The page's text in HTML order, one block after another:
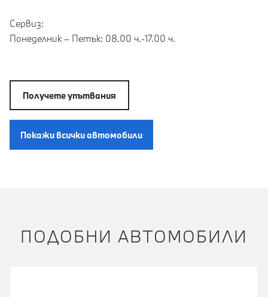
Сервиз:
Понеделник – Петък: 08.00 ч.-17.00 ч.
Получете упътвания
Покажи всички автомобили
ПОДОБНИ АВТОМОБИЛИ